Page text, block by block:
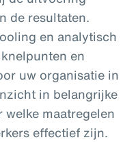
de resultaten.
en analytisch
en
uw organisatie in
in belangrijke
welke maatregelen
effectief zijn.